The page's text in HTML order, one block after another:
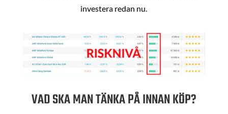
investera redan nu.
VAD SKA MAN TÄNKA PÅ INNAN KÖP?